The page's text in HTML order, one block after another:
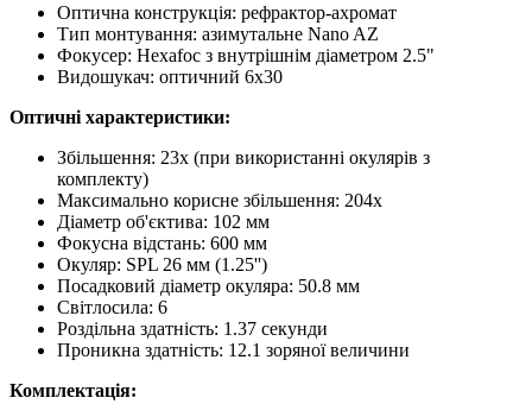
Оптична конструкція: рефрактор-ахромат
Тип монтування: азимутальне Nano AZ
Фокусер: Hexafoc з внутрішнім діаметром 2.5"
Видошукач: оптичний 6x30
Оптичні характеристики:
Збільшення: 23x (при використанні окулярів з
комплекту)
Максимально корисне збільшення: 204x
Діаметр об'єктива: 102 мм
Фокусна відстань: 600 мм
Окуляр: SPL 26 мм (1.25'')
Посадковий діаметр окуляра: 50.8 мм
Світлосила: 6
Роздільна здатність: 1.37 секунди
Проникна здатність: 12.1 зоряної величини
Комплектація: